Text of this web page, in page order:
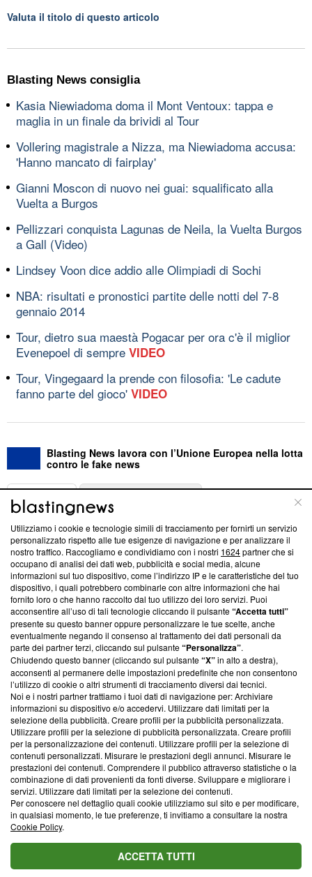
Valuta il titolo di questo articolo
Blasting News consiglia
Kasia Niewiadoma doma il Mont Ventoux: tappa e
maglia in un finale da brividi al Tour
Vollering magistrale a Nizza, ma Niewiadoma accusa:
'Hanno mancato di fairplay'
Gianni Moscon di nuovo nei guai: squalificato alla
Vuelta a Burgos
Pellizzari conquista Lagunas de Neila, la Vuelta Burgos
a Gall (Video)
Lindsey Voon dice addio alle Olimpiadi di Sochi
NBA: risultati e pronostici partite delle notti del 7-8
gennaio 2014
Tour, dietro sua maestà Pogacar per ora c'è il miglior
Evenepoel di sempre VIDEO
Tour, Vingegaard la prende con filosofia: 'Le cadute
fanno parte del gioco' VIDEO
Blasting News lavora con l’Unione Europea nella lotta
contro le fake news
ABOUT
Questa sezione offre informazioni trasparenti su Blasting
News, sui nostri processi editoriali e su come ci impegniamo a
creare news di qualità. Inoltre, afferma la nostra aderenza a
‘Trust Project - News with Integrity’Blasting News non è
ancora membro del programma, ma ha richiesto di farne
parte; Trust Project non ha ancora effettuato una verifica di
conformità agli standard.
Su di noi
Team editoriale
Corporate
Redazione
Informativa Privacy
Cookie Policy
Blasting SA, IDI CHE-247.845.224, Via Carlo Frasca, 3 - 6900
Lugano (Svizzera) Tel:+39 0690258937
© 2026 Blasting News
Utilizziamo i cookie e tecnologie simili di tracciamento per fornirti un servizio
personalizzato rispetto alle tue esigenze di navigazione e per analizzare il
nostro traffico. Raccogliamo e condividiamo con i nostri 1624partner che si
occupano di analisi dei dati web, pubblicità e social media, alcune
informazioni sul tuo dispositivo, come l’indirizzo IP e le caratteristiche del tuo
dispositivo, i quali potrebbero combinarle con altre informazioni che hai
fornito loro o che hanno raccolto dal tuo utilizzo dei loro servizi. Puoi
acconsentire all’uso di tali tecnologie cliccando il pulsante“Accetta tutti”
presente su questo banner oppure personalizzare le tue scelte, anche
eventualmente negando il consenso al trattamento dei dati personali da
parte dei partner terzi, cliccando sul pulsante“Personalizza”.
Chiudendo questo banner (cliccando sul pulsante“X”in alto a destra),
acconsenti al permanere delle impostazioni predefinite che non consentono
l’utilizzo di cookie o altri strumenti di tracciamento diversi dai tecnici.
Noi e i nostri partner trattiamo i tuoi dati di navigazione per: Archiviare
informazioni su dispositivo e/o accedervi. Utilizzare dati limitati per la
selezione della pubblicità. Creare profili per la pubblicità personalizzata.
Utilizzare profili per la selezione di pubblicità personalizzata. Creare profili
per la personalizzazione dei contenuti. Utilizzare profili per la selezione di
contenuti personalizzati. Misurare le prestazioni degli annunci. Misurare le
prestazioni dei contenuti. Comprendere il pubblico attraverso statistiche o la
combinazione di dati provenienti da fonti diverse. Sviluppare e migliorare i
servizi. Utilizzare dati limitati per la selezione dei contenuti.
Per conoscere nel dettaglio quali cookie utilizziamo sul sito e per modificare,
in qualsiasi momento, le tue preferenze, ti invitiamo a consultare la nostra
Cookie Policy.
ACCETTA TUTTI